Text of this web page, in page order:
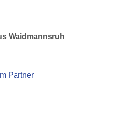
Waidmannsruh
Partner